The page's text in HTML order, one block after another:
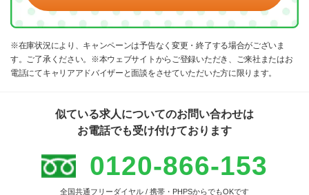
※在庫状況により、キャンペーンは予告なく変更・終了する場合がございま
す。ご了承ください。※本ウェブサイトからご登録いただき、ご来社またはお
電話にてキャリアアドバイザーと面談をさせていただいた方に限ります。
似ている求人についてのお問い合わせは
お電話でも受け付けております
0120-866-153
全国共通フリーダイヤル / 携帯・PHPSからでもOKです